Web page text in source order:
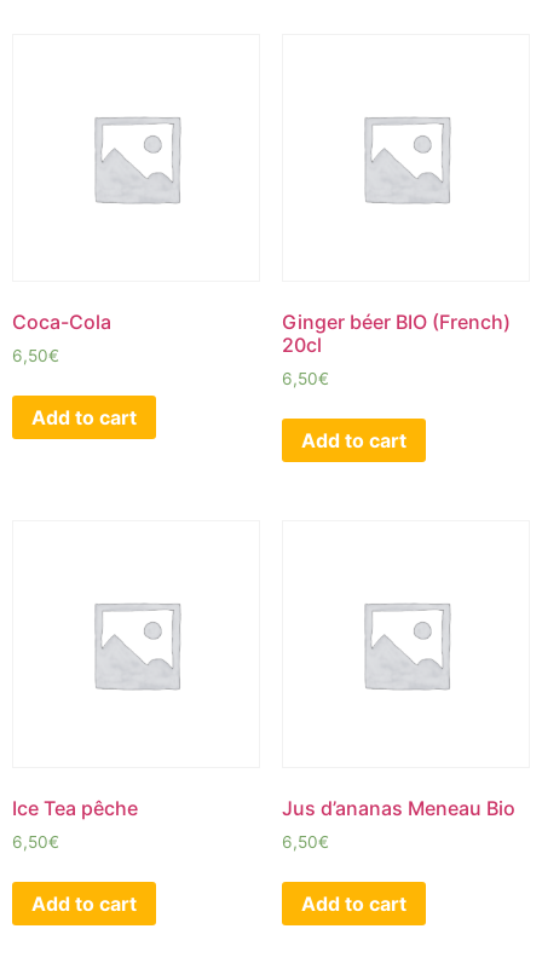
Coca-Cola
6,50€
Add to cart
Ginger béer BIO (French)
20cl
6,50€
Add to cart
Ice Tea pêche
6,50€
Add to cart
Jus d’ananas Meneau Bio
6,50€
Add to cart